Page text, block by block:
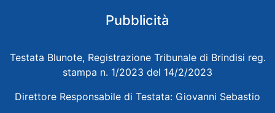
Pubblicità
Testata Blunote, Registrazione Tribunale di Brindisi reg.
stampa n. 1/2023 del 14/2/2023
Direttore Responsabile di Testata: Giovanni Sebastio